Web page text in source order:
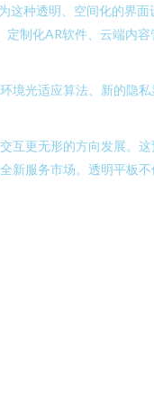
种透明、空间化的界
制化AR软件、云端内
境光适应算法、新的隐
互更无形的方向发展。
服务市场。透明平板